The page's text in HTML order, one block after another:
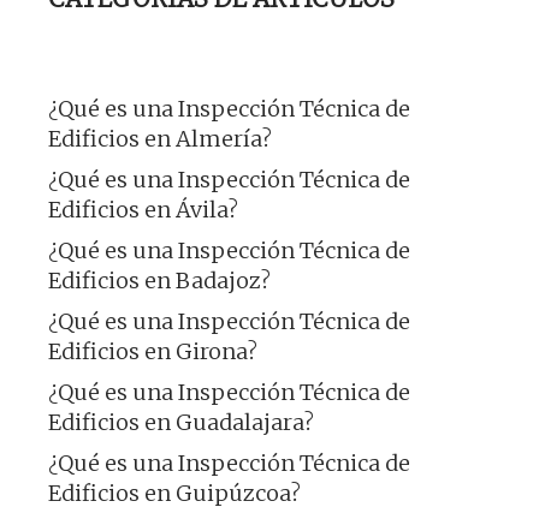
¿Qué es una Inspección Técnica de
Edificios en Almería?
¿Qué es una Inspección Técnica de
Edificios en Ávila?
¿Qué es una Inspección Técnica de
Edificios en Badajoz?
¿Qué es una Inspección Técnica de
Edificios en Girona?
¿Qué es una Inspección Técnica de
Edificios en Guadalajara?
¿Qué es una Inspección Técnica de
Edificios en Guipúzcoa?